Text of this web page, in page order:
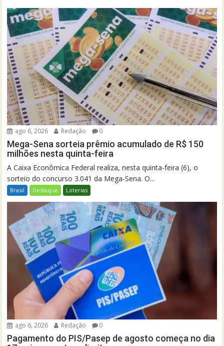
ago 6, 2026 Redação 0
Mega-Sena sorteia prêmio acumulado de R$ 150
milhões nesta quinta-feira
A Caixa Econômica Federal realiza, nesta quinta-feira (6), o
sorteio do concurso 3.041 da Mega-Sena. O...
Brasil Destaque Loterias
ago 6, 2026 Redação 0
Pagamento do PIS/Pasep de agosto começa no dia